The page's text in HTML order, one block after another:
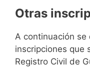
Otras
A continuación se
inscripciones que
Registro Civil de